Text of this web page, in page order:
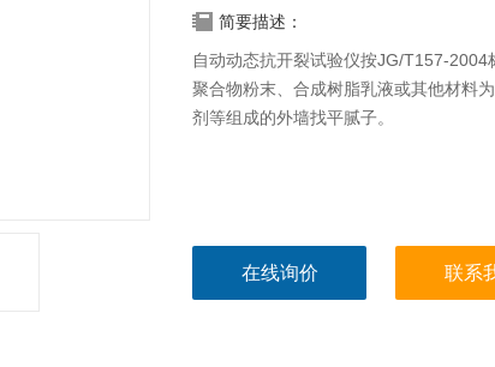
简要描述：
自动动态抗开裂试验仪按JG/T157-2004
聚合物粉末、合成树脂乳液或其他材料
剂等组成的外墙找平腻子。
在线询价 联系